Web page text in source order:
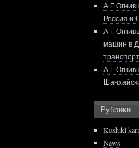
Россия и
машин в
Рубрики
Koshiki
News